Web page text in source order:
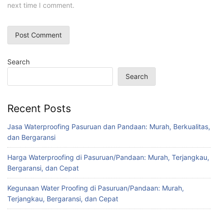
next time I comment.
Search
Search
Recent Posts
Jasa Waterproofing Pasuruan dan Pandaan: Murah, Berkualitas,
dan Bergaransi
Harga Waterproofing di Pasuruan/Pandaan: Murah, Terjangkau,
Bergaransi, dan Cepat
Kegunaan Water Proofing di Pasuruan/Pandaan: Murah,
Terjangkau, Bergaransi, dan Cepat